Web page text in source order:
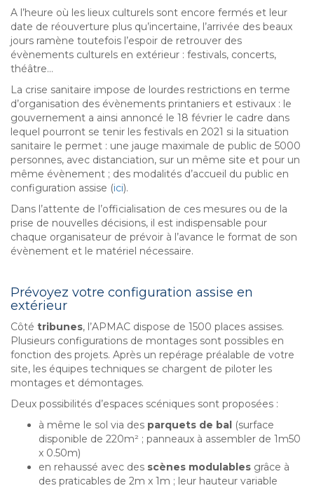
A l’heure où les lieux culturels sont encore fermés et leur
date de réouverture plus qu’incertaine, l’arrivée des beaux
jours ramène toutefois l’espoir de retrouver des
évènements culturels en extérieur : festivals, concerts,
théâtre…
La crise sanitaire impose de lourdes restrictions en terme
d’organisation des évènements printaniers et estivaux : le
gouvernement a ainsi annoncé le 18 février le cadre dans
lequel pourront se tenir les festivals en 2021 si la situation
sanitaire le permet : une jauge maximale de public de 5000
personnes, avec distanciation, sur un même site et pour un
même évènement ; des modalités d’accueil du public en
configuration assise (ici).
Dans l’attente de l’officialisation de ces mesures ou de la
prise de nouvelles décisions, il est indispensable pour
chaque organisateur de prévoir à l’avance le format de son
évènement et le matériel nécessaire.
Prévoyez votre configuration assise en
extérieur
Côté tribunes, l’APMAC dispose de 1500 places assises.
Plusieurs configurations de montages sont possibles en
fonction des projets. Après un repérage préalable de votre
site, les équipes techniques se chargent de piloter les
montages et démontages.
Deux possibilités d’espaces scéniques sont proposées :
à même le sol via des parquets de bal (surface
disponible de 220m² ; panneaux à assembler de 1m50
x 0.50m)
en rehaussé avec des scènes modulables grâce à
des praticables de 2m x 1m ; leur hauteur variable